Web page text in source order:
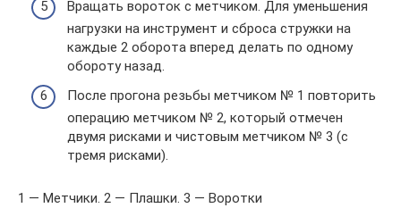
Вращать вороток с метчиком. Для уменьшения
нагрузки на инструмент и сброса стружки на
каждые 2 оборота вперед делать по одному
обороту назад.
После прогона резьбы метчиком № 1 повторить
операцию метчиком № 2, который отмечен
двумя рисками и чистовым метчиком № 3 (с
тремя рисками).
1 — Метчики. 2 — Плашки. 3 — Воротки